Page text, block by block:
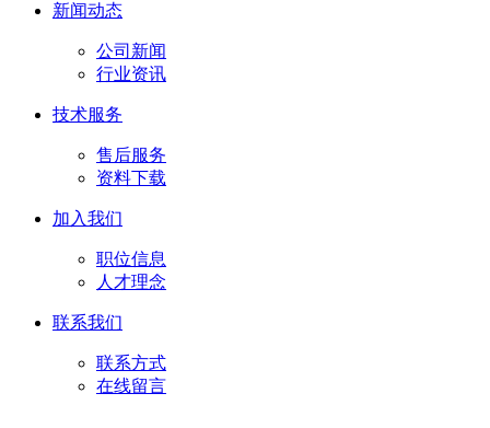
新闻动态
公司新闻
行业资讯
技术服务
售后服务
资料下载
加入我们
职位信息
人才理念
联系我们
联系方式
在线留言